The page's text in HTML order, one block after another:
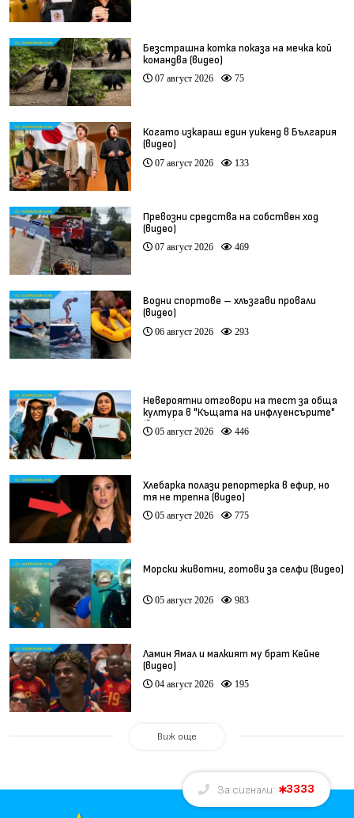
Безстрашна котка показа на мечка кой
командва (видео)
07 август 2026 75
Когато изкараш един уикенд в България
(видео)
07 август 2026 133
Превозни средства на собствен ход
(видео)
07 август 2026 469
Водни спортове – хлъзгави провали
(видео)
06 август 2026 293
Невероятни отговори на тест за обща
култура в "Къщата на инфлуенсърите"
(видео)
05 август 2026 446
Хлебарка полази репортерка в ефир, но
тя не трепна (видео)
05 август 2026 775
Морски животни, готови за селфи (видео)
05 август 2026 983
Ламин Ямал и малкият му брат Кейне
(видео)
04 август 2026 195
Виж още
За сигнали: 3333